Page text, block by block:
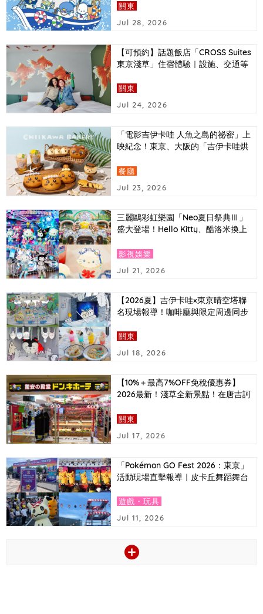
關東
Jul 28, 2026
【可預約】話題飯店「CROSS Suites
東京淺草」住宿體驗｜設施、交通等
關東
Jul 24, 2026
「電影吉伊卡哇 人魚之島的祕密」上
映紀念！東京、大阪的「吉伊卡哇烘
的造型麵包
餐廳
Jul 23, 2026
三麗鷗彩虹樂園「Neo夏日祭典Ⅲ」
盛大登場！Hello Kitty、酷洛米換上
亮相
影視娛樂
Jul 21, 2026
【2026夏】吉伊卡哇×東京晴空塔聯
名現場報導！咖啡廳與限定周邊同步
關東
Jul 18, 2026
【10%＋最高7%OFF免稅優惠券】
2026最新！淺草全新景點！在唐吉訶
值優惠券大公開！
關東
Jul 17, 2026
「Pokémon GO Fest 2026：東京」
活動現場直擊報導｜皮卡丘舞蹈舞台
遊戲・玩具
Jul 11, 2026